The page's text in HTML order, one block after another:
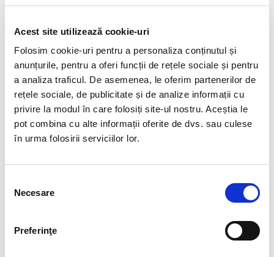
Acest site utilizează cookie-uri
Folosim cookie-uri pentru a personaliza conținutul și
anunțurile, pentru a oferi funcții de rețele sociale și pentru
a analiza traficul. De asemenea, le oferim partenerilor de
rețele sociale, de publicitate și de analize informații cu
privire la modul în care folosiți site-ul nostru. Aceștia le
pot combina cu alte informații oferite de dvs. sau culese
în urma folosirii serviciilor lor.
consimțământului
Necesare
Preferinţe
Dimensiune: 5/7 mm.
Bratara acvamarin cu angelit!
Acvamarinul este o piatră a liniștii profunde și a curajului
blând.
Poartă nuanțele cerului care se oglindesc în mare și aduce
claritate în gânduri.
Inspiră echilibru, comunicare sinceră și încredere în propriul
Este piatra celor care caută pace, dar și forța de a merge
Un cristal care nu promite miracole, ci aduce armonie în
*Pozele sunt realizate cu aparat profesionist sub lumina alba.